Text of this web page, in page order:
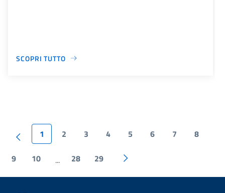
SCOPRI TUTTO
1 2 3 4 5 6 7 8
9 10 ... 28 29